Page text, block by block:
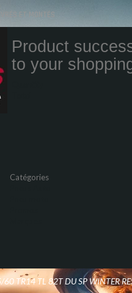
ET MONTÉS
Product
to your
Catégories
TR14 TL 82T DU SP WINTER